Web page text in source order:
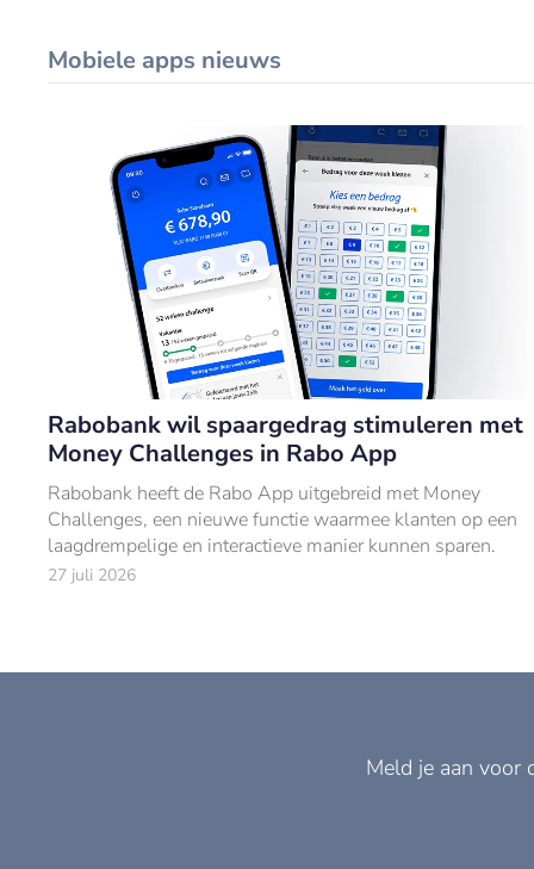
Mobiele apps nieuws
Rabobank wil spaargedrag stimuleren met
Money Challenges in Rabo App
Rabobank heeft de Rabo App uitgebreid met Money
Challenges, een nieuwe functie waarmee klanten op een
laagdrempelige en interactieve manier kunnen sparen.
27 juli 2026
Meld je aan voor